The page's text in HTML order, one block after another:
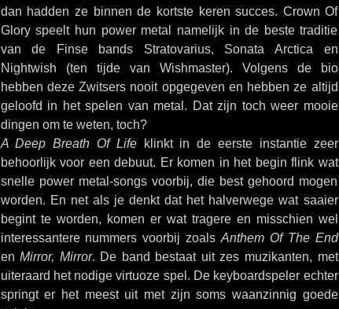
dan hadden ze binnen de kortste keren succes. Crown Of
Glory speelt hun power metal namelijk in de beste traditie
van de Finse bands Stratovarius, Sonata Arctica en
Nightwish (ten tijde van Wishmaster). Volgens de bio
hebben deze Zwitsers nooit opgegeven en hebben ze altijd
geloofd in het spelen van metal. Dat zijn toch weer mooie
dingen om te weten, toch?
A Deep Breath Of Lifeklinkt in de eerste instantie zeer
behoorlijk voor een debuut. Er komen in het begin flink wat
snelle power metal-songs voorbij, die best gehoord mogen
worden. En net als je denkt dat het halverwege wat saaier
begint te worden, komen er wat tragere en misschien wel
interessantere nummers voorbij zoals Anthem Of The End
enMirror, Mirror. De band bestaat uit zes muzikanten, met
uiteraard het nodige virtuoze spel. De keyboardspeler echter
springt er het meest uit met zijn soms waanzinnig goede